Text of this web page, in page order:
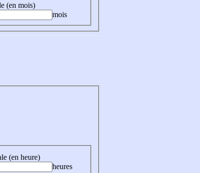
(en mois)
mois
(en heure)
heures